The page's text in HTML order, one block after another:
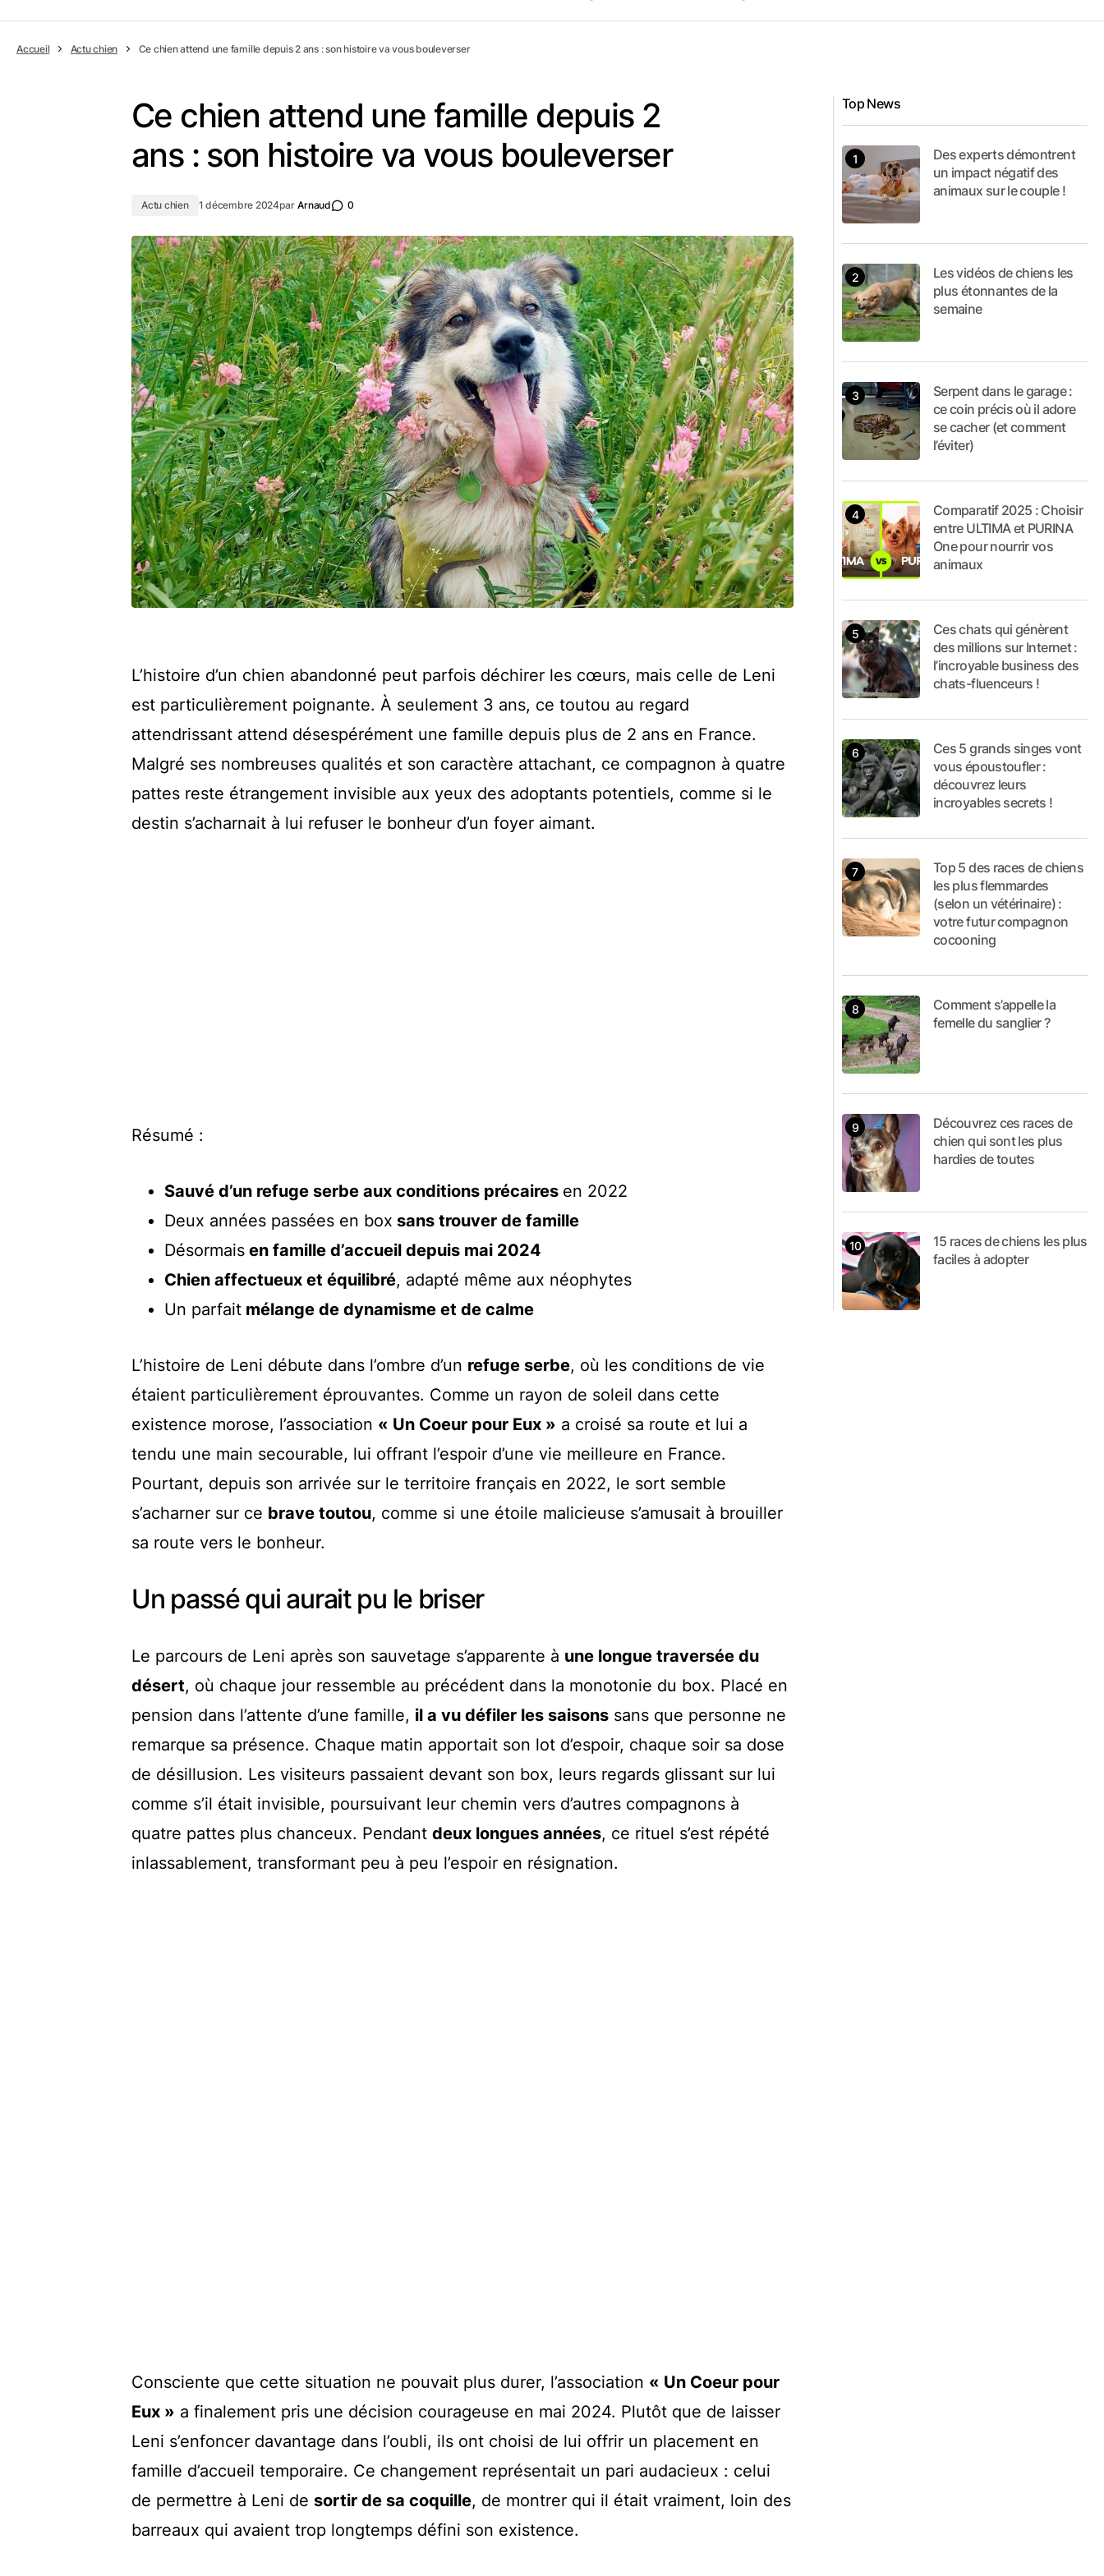
Accueil Actu chien Ce chien attend une famille depuis 2 ans : son histoire va vous bouleverser
Ce chien attend une famille depuis 2
ans : son histoire va vous bouleverser
Actu chien 1 décembre 2024par Arnaud 0
L’histoire d’un chien abandonné peut parfois déchirer les cœurs, mais celle de Leni
est particulièrement poignante. À seulement 3 ans, ce toutou au regard
attendrissant attend désespérément une famille depuis plus de 2 ans en France.
Malgré ses nombreuses qualités et son caractère attachant, ce compagnon à quatre
pattes reste étrangement invisible aux yeux des adoptants potentiels, comme si le
destin s’acharnait à lui refuser le bonheur d’un foyer aimant.
Résumé :
Sauvé d’un refuge serbe aux conditions précaires en 2022
Deux années passées en box sans trouver de famille
Désormais en famille d’accueil depuis mai 2024
Chien affectueux et équilibré, adapté même aux néophytes
Un parfait mélange de dynamisme et de calme
L’histoire de Leni débute dans l’ombre d’un refuge serbe, où les conditions de vie
étaient particulièrement éprouvantes. Comme un rayon de soleil dans cette
existence morose, l’association « Un Coeur pour Eux » a croisé sa route et lui a
tendu une main secourable, lui offrant l’espoir d’une vie meilleure en France.
Pourtant, depuis son arrivée sur le territoire français en 2022, le sort semble
s’acharner sur ce brave toutou, comme si une étoile malicieuse s’amusait à brouiller
sa route vers le bonheur.
Un passé qui aurait pu le briser
Le parcours de Leni après son sauvetage s’apparente à une longue traversée du
désert, où chaque jour ressemble au précédent dans la monotonie du box. Placé en
pension dans l’attente d’une famille, il a vu défiler les saisons sans que personne ne
remarque sa présence. Chaque matin apportait son lot d’espoir, chaque soir sa dose
de désillusion. Les visiteurs passaient devant son box, leurs regards glissant sur lui
comme s’il était invisible, poursuivant leur chemin vers d’autres compagnons à
quatre pattes plus chanceux. Pendant deux longues années, ce rituel s’est répété
inlassablement, transformant peu à peu l’espoir en résignation.
Consciente que cette situation ne pouvait plus durer, l’association « Un Coeur pour
Eux » a finalement pris une décision courageuse en mai 2024. Plutôt que de laisser
Leni s’enfoncer davantage dans l’oubli, ils ont choisi de lui offrir un placement en
famille d’accueil temporaire. Ce changement représentait un pari audacieux : celui
de permettre à Leni de sortir de sa coquille, de montrer qui il était vraiment, loin des
barreaux qui avaient trop longtemps défini son existence.
Top News
Des experts démontrent
un impact négatif des
animaux sur le couple !
Les vidéos de chiens les
plus étonnantes de la
semaine
Serpent dans le garage :
ce coin précis où il adore
se cacher (et comment
l’éviter)
Comparatif 2025 : Choisir
entre ULTIMA et PURINA
One pour nourrir vos
animaux
Ces chats qui génèrent
des millions sur Internet :
l’incroyable business des
chats-fluenceurs !
Ces 5 grands singes vont
vous époustoufler :
découvrez leurs
incroyables secrets !
Top 5 des races de chiens
les plus flemmardes
(selon un vétérinaire) :
votre futur compagnon
cocooning
Comment s’appelle la
femelle du sanglier ?
Découvrez ces races de
chien qui sont les plus
hardies de toutes
15 races de chiens les plus
faciles à adopter